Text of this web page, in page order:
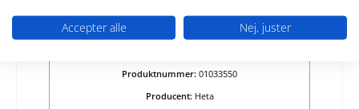
Heta Scan-Line 550 sidesten højre
Produktnummer: 01033550
Producent: Heta
Accepter alle Nej, juster